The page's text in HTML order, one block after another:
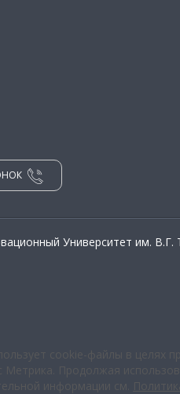
Университет им.
cookie-файлы в целях
Метрика. Продолжая
информации см.